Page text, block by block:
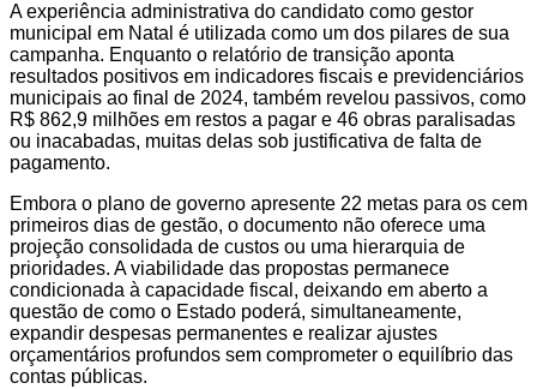
A experiência administrativa do candidato como gestor
municipal em Natal é utilizada como um dos pilares de sua
campanha. Enquanto o relatório de transição aponta
resultados positivos em indicadores fiscais e previdenciários
municipais ao final de 2024, também revelou passivos, como
R$ 862,9 milhões em restos a pagar e 46 obras paralisadas
ou inacabadas, muitas delas sob justificativa de falta de
pagamento.
Embora o plano de governo apresente 22 metas para os cem
primeiros dias de gestão, o documento não oferece uma
projeção consolidada de custos ou uma hierarquia de
prioridades. A viabilidade das propostas permanece
condicionada à capacidade fiscal, deixando em aberto a
questão de como o Estado poderá, simultaneamente,
expandir despesas permanentes e realizar ajustes
orçamentários profundos sem comprometer o equilíbrio das
contas públicas.